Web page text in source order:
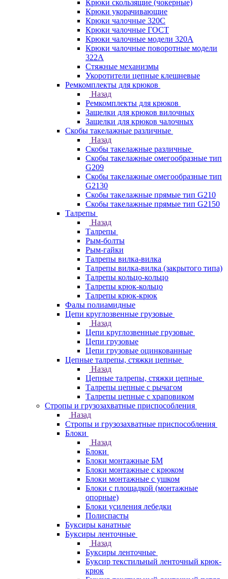
Крюки скользящие (чокерные)
Крюки укорачивающие
Крюки чалочные 320C
Крюки чалочные ГОСТ
Крюки чалочные модели 320А
Крюки чалочные поворотные модели
322А
Стяжные механизмы
Укоротители цепные клешневые
Ремкомплекты для крюков
Назад
Ремкомплекты для крюков
Защелки для крюков вилочных
Защелки для крюков чалочных
Скобы такелажные различные
Назад
Скобы такелажные различные
Скобы такелажные омегообразные тип
G209
Скобы такелажные омегообразные тип
G2130
Скобы такелажные прямые тип G210
Скобы такелажные прямые тип G2150
Талрепы
Назад
Талрепы
Рым-болты
Рым-гайки
Талрепы вилка-вилка
Талрепы вилка-вилка (закрытого типа)
Талрепы кольцо-кольцо
Талрепы крюк-кольцо
Талрепы крюк-крюк
Фалы полиамидные
Цепи круглозвенные грузовые
Назад
Цепи круглозвенные грузовые
Цепи грузовые
Цепи грузовые оцинкованные
Цепные талрепы, стяжки цепные
Назад
Цепные талрепы, стяжки цепные
Талрепы цепные с рычагом
Талрепы цепные с храповиком
Стропы и грузозахватные приспособления
Назад
Стропы и грузозахватные приспособления
Блоки
Назад
Блоки
Блоки монтажные БМ
Блоки монтажные с крюком
Блоки монтажные с ушком
Блоки с площадкой (монтажные
опорные)
Блоки усиления лебедки
Полиспасты
Буксиры канатные
Буксиры ленточные
Назад
Буксиры ленточные
Буксир текстильный ленточный крюк-
крюк